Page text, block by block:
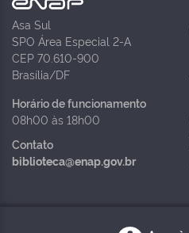
Asa Sul
SPO Área Especial 2-A
CEP 70.610-900
Brasília/DF
Horário de funcionamento
08h00 às 18h00
Contato
biblioteca@enap.gov.br